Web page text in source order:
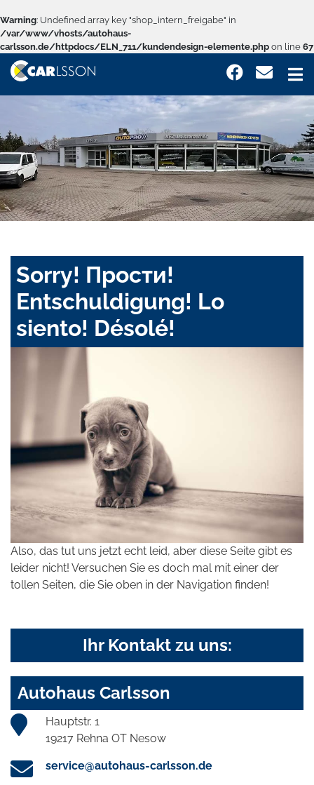
Warning: Undefined array key "shop_intern_freigabe" in
/var/www/vhosts/autohaus-
carlsson.de/httpdocs/ELN_711/kundendesign-elemente.php on line 67
Sorry! Прости!
Entschuldigung! Lo
siento! Désolé!
Also, das tut uns jetzt echt leid, aber diese Seite gibt es
leider nicht! Versuchen Sie es doch mal mit einer der
tollen Seiten, die Sie oben in der Navigation finden!
Ihr Kontakt zu uns:
Autohaus Carlsson
Hauptstr. 1
19217 Rehna OT Nesow
service@autohaus-carlsson.de